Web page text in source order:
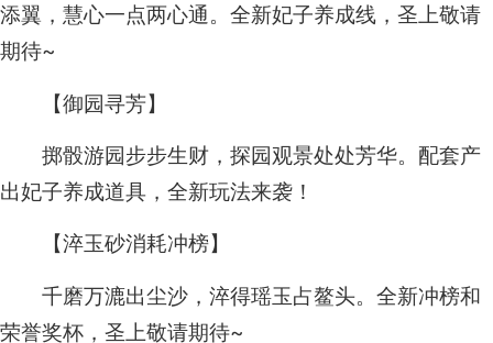
添翼，慧心一点两心通。全新妃子养成线，圣上敬请
期待~
【御园寻芳】
掷骰游园步步生财，探园观景处处芳华。配套产
出妃子养成道具，全新玩法来袭！
【淬玉砂消耗冲榜】
千磨万漉出尘沙，淬得瑶玉占鳌头。全新冲榜和
荣誉奖杯，圣上敬请期待~